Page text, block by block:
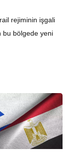
rejiminin işgali
bu bölgede yeni